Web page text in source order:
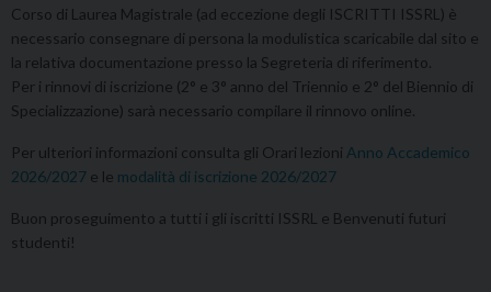
Corso di Laurea Magistrale (ad eccezione degli ISCRITTI ISSRL) è
necessario consegnare di persona la modulistica scaricabile dal sito e
la relativa documentazione presso la Segreteria di riferimento.
Per i rinnovi di iscrizione (2° e 3° anno del Triennio e 2° del Biennio di
Specializzazione) sarà necessario compilare il rinnovo online.
Per ulteriori informazioni consulta gli Orari lezioni Anno Accademico
2026/2027 e le modalità di iscrizione 2026/2027
Buon proseguimento a tutti i gli iscritti ISSRL e Benvenuti futuri
studenti!